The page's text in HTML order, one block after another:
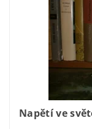
Napětí ve